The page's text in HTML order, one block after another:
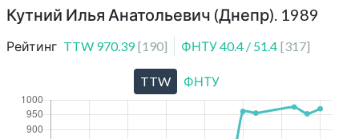
Кутний Илья Анатольевич (Днепр). 1989
Рейтинг TTW 970.39 [190] ФНТУ40.4 / 51.4 [317]
TTW ФНТУ